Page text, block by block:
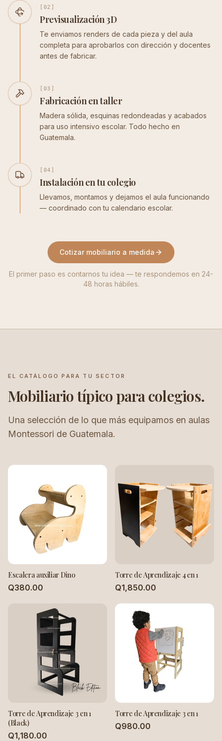
[02 ]
Previsualización 3D
Te enviamos renders de cada pieza y del aula
completa para aprobarlos con dirección y docentes
antes de fabricar.
[03 ]
Fabricación en taller
Madera sólida, esquinas redondeadas y acabados
para uso intensivo escolar. Todo hecho en
Guatemala.
[04 ]
Instalación en tu colegio
Llevamos, montamos y dejamos el aula funcionando
— coordinado con tu calendario escolar.
Cotizar mobiliario a medida
El primer paso es contarnos tu idea — te respondemos en 24-
48 horas hábiles.
EL CATÁLOGO PARA TU SECTOR
Mobiliario típico para colegios.
Una selección de lo que más equipamos en aulas
Montessori de Guatemala.
Escalera auxiliar Dino
Q380.00
Torre de Aprendizaje 4 en 1
Q1,850.00
Torre de Aprendizaje 3 en 1
(Black)
Q1,180.00
Torre de Aprendizaje 3 en 1
Q980.00